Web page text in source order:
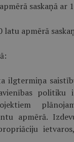
saskaņā ar
apmērā
apmērā.